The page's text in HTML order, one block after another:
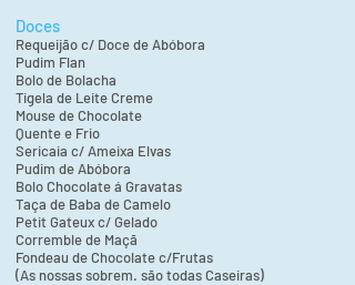
Doces
Requeijão c/ Doce de Abóbora
Pudim Flan
Bolo de Bolacha
Tigela de Leite Creme
Mouse de Chocolate
Quente e Frio
Sericaia c/ Ameixa Elvas
Pudim de Abóbora
Bolo Chocolate á Gravatas
Taça de Baba de Camelo
Petit Gateux c/ Gelado
Corremble de Maçã
Fondeau de Chocolate c/Frutas
(As nossas sobrem. são todas Caseiras)